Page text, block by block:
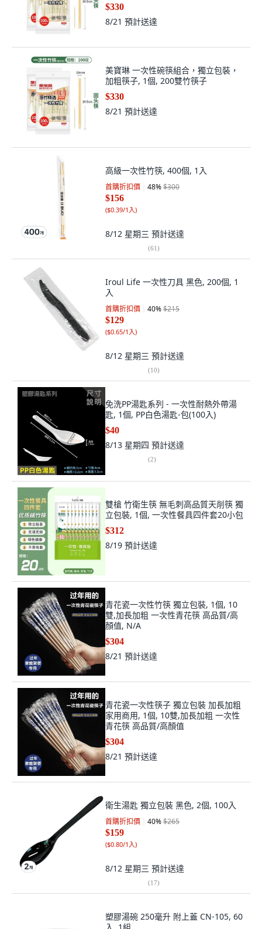
$330
8/21 預計送達
美寶琳 一次性碗筷組合，獨立包裝，
加粗筷子, 1個, 200雙竹筷子
$330
8/21 預計送達
高級一次性竹筷, 400個, 1入
首購折扣價 48%$300
$156
($0.39/1入)
8/12 星期三 預計送達
(61)
Iroul Life 一次性刀具 黑色, 200個, 1
入
首購折扣價 40%$215
$129
($0.65/1入)
8/12 星期三 預計送達
(10)
免洗PP湯匙系列 - 一次性耐熱外帶湯
匙, 1個, PP白色湯匙-包(100入)
$40
8/13 星期四 預計送達
(2)
雙槍 竹衛生筷 無毛刺高品質天削筷 獨
立包裝, 1個, 一次性餐具四件套20小包
$312
8/19 預計送達
青花瓷一次性竹筷 獨立包裝, 1個, 10
雙,加長加粗 一次性青花筷 高品質/高
顏值, N/A
$304
8/21 預計送達
青花瓷一次性筷子 獨立包裝 加長加粗
家用商用, 1個, 10雙,加長加粗 一次性
青花筷 高品質/高顏值
$304
8/21 預計送達
衛生湯匙 獨立包裝 黑色, 2個, 100入
首購折扣價 40%$265
$159
($0.80/1入)
8/12 星期三 預計送達
(17)
塑膠湯碗 250毫升 附上蓋 CN-105, 60